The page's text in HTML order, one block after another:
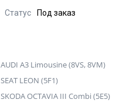
Статус Под заказ
AUDI A3 Limousine (8VS, 8VM)
SEAT LEON (5F1)
SKODA OCTAVIA III Combi (5E5)